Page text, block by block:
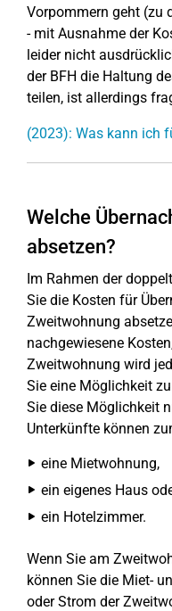
Vorpommern geht (zu
- mit Ausnahme der
leider nicht
der BFH die Haltung
teilen, ist allerdings
(2023): Was kann ich
Welche
absetzen?
Im Rahmen der
Sie die Kosten für
Zweitwohnung
nachgewiesene
Zweitwohnung wird
Sie eine Möglichkeit
Sie diese Möglichkeit
Unterkünfte können
eine Mietwohnung,
ein eigenes Haus
ein Hotelzimmer.
Wenn Sie am
können Sie die Miet-
oder Strom der